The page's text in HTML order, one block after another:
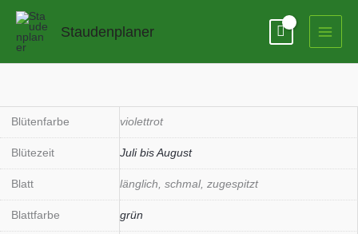
Zum
springen
Staudenplaner
Blütenfarbe violettrot
Blütezeit Juli bis August
Blatt länglich, schmal, zugespitzt
Blattfarbe grün
Menge